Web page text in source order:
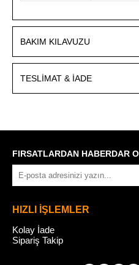
BAKIM KILAVUZU
TESLIMAT & İADE
FIRSATLARDAN HABERDAR
HIZLI İŞLEMLER
Kolay İade
Sipariş Takip